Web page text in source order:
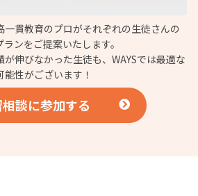
一貫教育のプロがそれぞれの生徒さんの
ンをご提案いたします。
伸びなかった生徒も、WAYSでは最適な
性がございます！
談に参加する